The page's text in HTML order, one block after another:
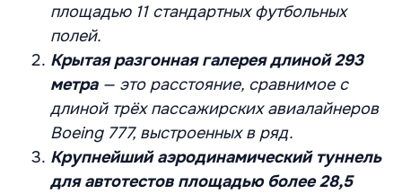
площадью 11 стандартных футбольных
полей.
Крытая разгонная галерея длиной 293
метра— это расстояние, сравнимое с
длиной трёх пассажирских авиалайнеров
Boeing 777, выстроенных в ряд.
Крупнейший аэродинамический туннель
для автотестов площадью более 28,5